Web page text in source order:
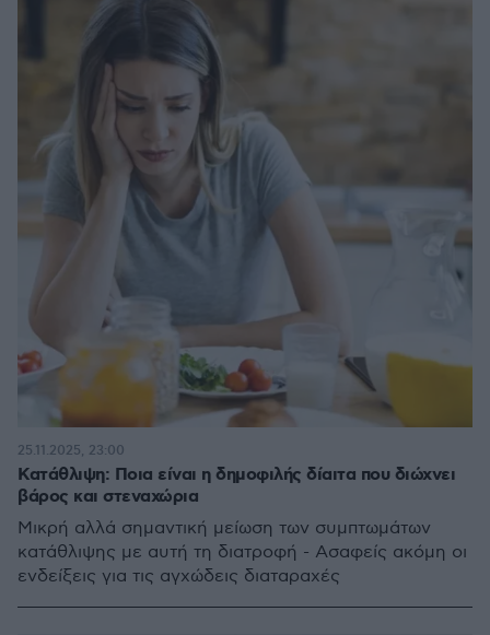
Κατάθλιψη: Ποια είναι η δημοφιλής δίαιτα που διώχνει
βάρος και στεναχώρια
Μικρή αλλά σημαντική μείωση των συμπτωμάτων
κατάθλιψης με αυτή τη διατροφή - Ασαφείς ακόμη οι
ενδείξεις για τις αγχώδεις διαταραχές
25.11.2025, 23:00